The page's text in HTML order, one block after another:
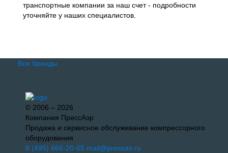
транспортные компании за наш счет - подробности
уточняйте у наших специалистов.
Все бренды
© 2006 – 2026
Компания ПрессАэр
Продажа и сервисное обслуживание компрессорного
оборудования
8 (495) 666-20-65 mail@pressair.ru